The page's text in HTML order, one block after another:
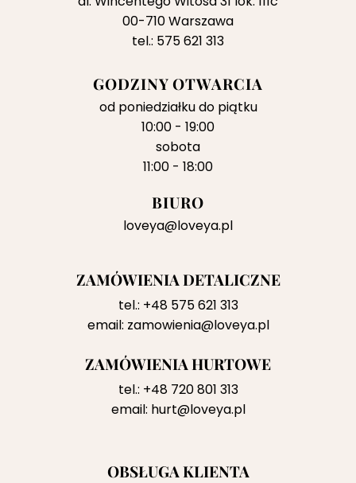
00-710 Warszawa
tel.: 575 621 313
GODZINY OTWARCIA
od poniedziałku do piątku
10:00 - 19:00
sobota
11:00 - 18:00
BIURO
loveya@loveya.pl
ZAMÓWIENIA DETALICZNE
tel.: +48 575 621 313
email: zamowienia@loveya.pl
ZAMÓWIENIA HURTOWE
tel.: +48 720 801 313
email: hurt@loveya.pl
OBSŁUGA KLIENTA